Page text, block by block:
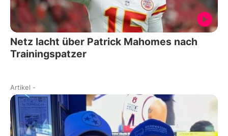
Netz lacht über Patrick Mahomes nach
Trainingspatzer
Artikel -